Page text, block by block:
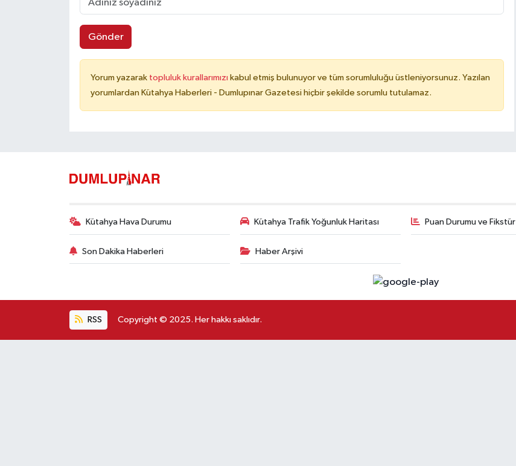
Gönder
Yorum yazarak topluluk kurallarımızı kabul etmiş bulunuyor ve tüm sorumluluğu üstleniyorsunuz. Yazılan
yorumlardan Kütahya Haberleri - Dumlupınar Gazetesi hiçbir şekilde sorumlu tutulamaz.
Kütahya Hava Durumu Kütahya Trafik Yoğunluk Haritası Puan Durumu ve Fikstür
Son Dakika Haberleri Haber Arşivi
RSS Copyright © 2025. Her hakkı saklıdır.